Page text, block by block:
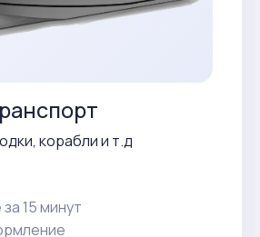
корабли и т.д
15 минут